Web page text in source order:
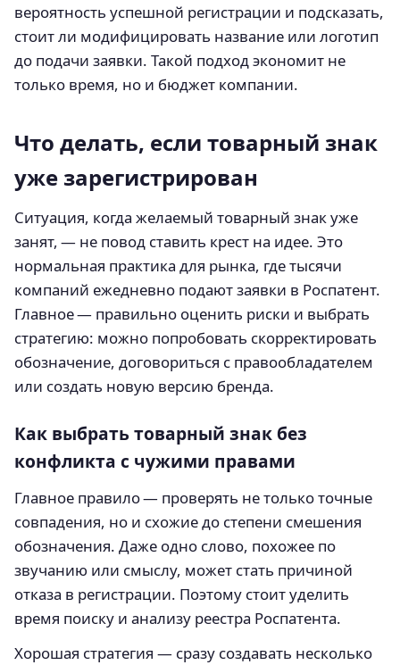
вероятность успешной регистрации и подсказать,
стоит ли модифицировать название или логотип
до подачи заявки. Такой подход экономит не
только время, но и бюджет компании.
Что делать, если товарный знак
уже зарегистрирован
Ситуация, когда желаемый товарный знак уже
занят, — не повод ставить крест на идее. Это
нормальная практика для рынка, где тысячи
компаний ежедневно подают заявки в Роспатент.
Главное — правильно оценить риски и выбрать
стратегию: можно попробовать скорректировать
обозначение, договориться с правообладателем
или создать новую версию бренда.
Как выбрать товарный знак без
конфликта с чужими правами
Главное правило — проверять не только точные
совпадения, но и схожие до степени смешения
обозначения. Даже одно слово, похожее по
звучанию или смыслу, может стать причиной
отказа в регистрации. Поэтому стоит уделить
время поиску и анализу реестра Роспатента.
Хорошая стратегия — сразу создавать несколько